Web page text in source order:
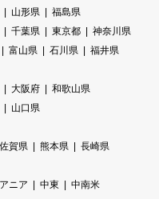
山形県
福島県
千葉県 東京都
神奈川県
富山県 石川県
福井県
大阪府
和歌山県
山口県
佐賀県 熊本県
長崎県
ニア 中東
中南米